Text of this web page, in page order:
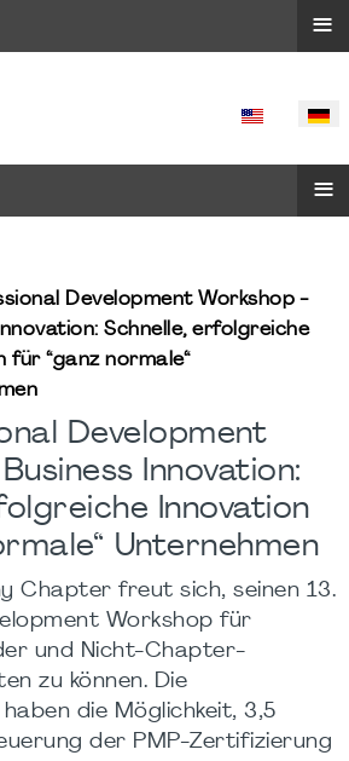
SPRACHE
≡
Development Workshop -
Schnelle, erfolgreiche
für “ganz normale“
Development
Innovation:
Innovation
Unternehmen
Chapter freut sich, seinen 13.
Workshop für
und Nicht-Chapter-
zu können. Die
haben die Möglichkeit, 3,5
der PMP-Zertifizierung
≡